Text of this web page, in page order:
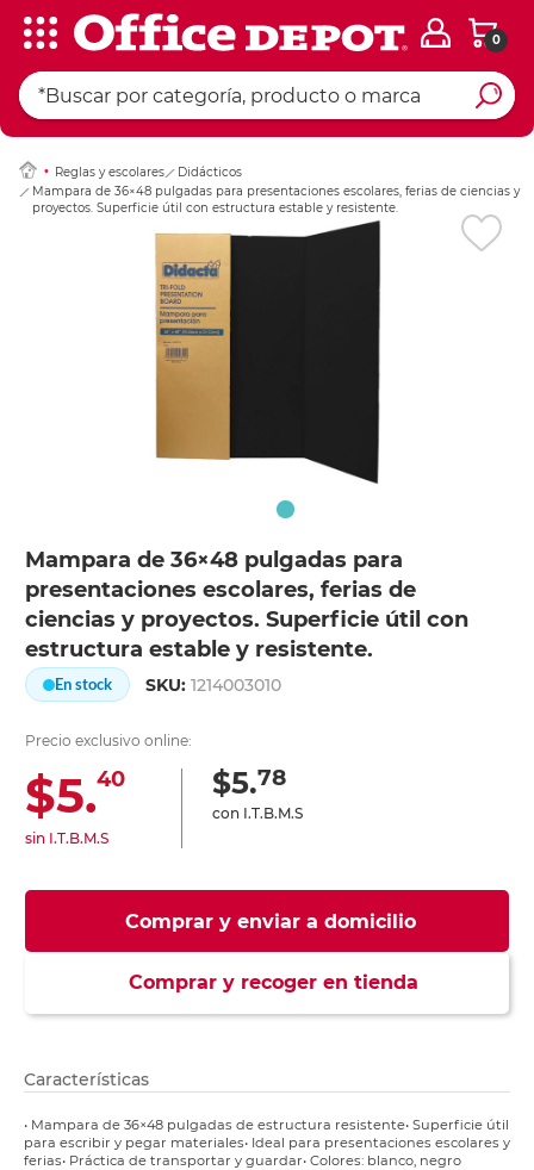
0
Reglas y escolares
Didácticos
Mampara de 36×48 pulgadas para presentaciones escolares, ferias de ciencias y
proyectos. Superficie útil con estructura estable y resistente.
Mampara de 36×48 pulgadas para
presentaciones escolares, ferias de
ciencias y proyectos. Superficie útil con
estructura estable y resistente.
En stock SKU:1214003010
Precio exclusivo online:
$5.40
sin I.T.B.M.S
$5.78
con I.T.B.M.S
Comprar y enviar a domicilio
Comprar y recoger en tienda
Ingresar Codigo
Características
• Mampara de 36×48 pulgadas de estructura resistente• Superficie útil
para escribir y pegar materiales• Ideal para presentaciones escolares y
ferias• Práctica de transportar y guardar• Colores: blanco, negro